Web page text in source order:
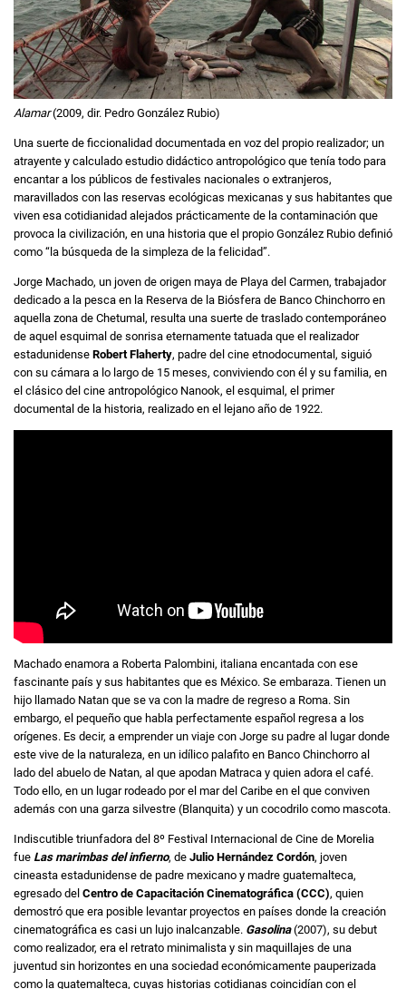
Alamar(2009, dir. Pedro González Rubio)
Una suerte de ficcionalidad documentada en voz del propio realizador; un
atrayente y calculado estudio didáctico antropológico que tenía todo para
encantar a los públicos de festivales nacionales o extranjeros,
maravillados con las reservas ecológicas mexicanas y sus habitantes que
viven esa cotidianidad alejados prácticamente de la contaminación que
provoca la civilización, en una historia que el propio González Rubio definió
como “la búsqueda de la simpleza de la felicidad”.
Jorge Machado, un joven de origen maya de Playa del Carmen, trabajador
dedicado a la pesca en la Reserva de la Biósfera de Banco Chinchorro en
aquella zona de Chetumal, resulta una suerte de traslado contemporáneo
de aquel esquimal de sonrisa eternamente tatuada que el realizador
estadunidense Robert Flaherty, padre del cine etnodocumental, siguió
con su cámara a lo largo de 15 meses, conviviendo con él y su familia, en
el clásico del cine antropológico Nanook, el esquimal, el primer
documental de la historia, realizado en el lejano año de 1922.
Machado enamora a Roberta Palombini, italiana encantada con ese
fascinante país y sus habitantes que es México. Se embaraza. Tienen un
hijo llamado Natan que se va con la madre de regreso a Roma. Sin
embargo, el pequeño que habla perfectamente español regresa a los
orígenes. Es decir, a emprender un viaje con Jorge su padre al lugar donde
este vive de la naturaleza, en un idílico palafito en Banco Chinchorro al
lado del abuelo de Natan, al que apodan Matraca y quien adora el café.
Todo ello, en un lugar rodeado por el mar del Caribe en el que conviven
además con una garza silvestre (Blanquita) y un cocodrilo como mascota.
Indiscutible triunfadora del 8º Festival Internacional de Cine de Morelia
fue Las marimbas del infierno, de Julio Hernández Cordón, joven
cineasta estadunidense de padre mexicano y madre guatemalteca,
egresado del Centro de Capacitación Cinematográfica (CCC), quien
demostró que era posible levantar proyectos en países donde la creación
cinematográfica es casi un lujo inalcanzable. Gasolina(2007), su debut
como realizador, era el retrato minimalista y sin maquillajes de una
juventud sin horizontes en una sociedad económicamente pauperizada
como la guatemalteca, cuyas historias cotidianas coincidían con el